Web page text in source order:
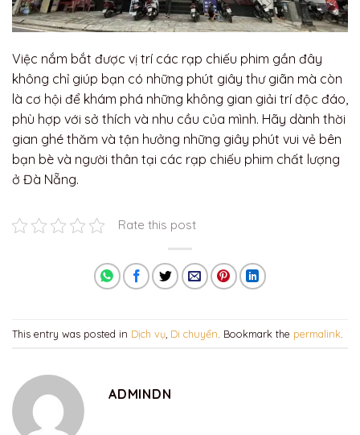
Việc nắm bắt được vị trí các rạp chiếu phim gần đây
không chỉ giúp bạn có những phút giây thư giãn mà còn
là cơ hội để khám phá những không gian giải trí độc đáo,
phù hợp với sở thích và nhu cầu của mình. Hãy dành thời
gian ghé thăm và tận hưởng những giây phút vui vẻ bên
bạn bè và người thân tại các rạp chiếu phim chất lượng
ở Đà Nẵng.
Rate this post
This entry was posted in Dịch vụ Di chuyển . Bookmark the permalink
ADMINDN